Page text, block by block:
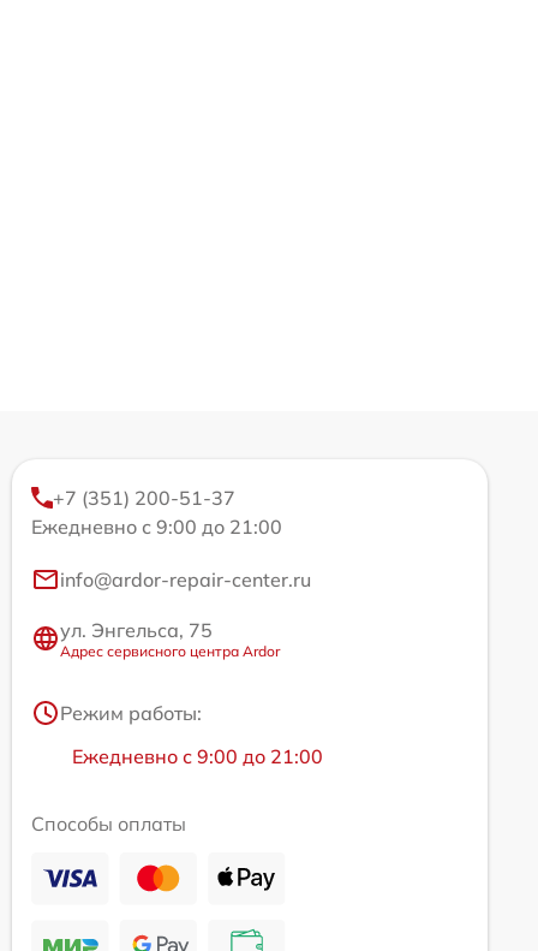
+7 (351) 200-51-37
Ежедневно с 9:00 до 21:00
info@ardor-repair-center.ru
ул. Энгельса, 75
Адрес сервисного центра Ardor
Режим работы:
Ежедневно с 9:00 до 21:00
Способы оплаты